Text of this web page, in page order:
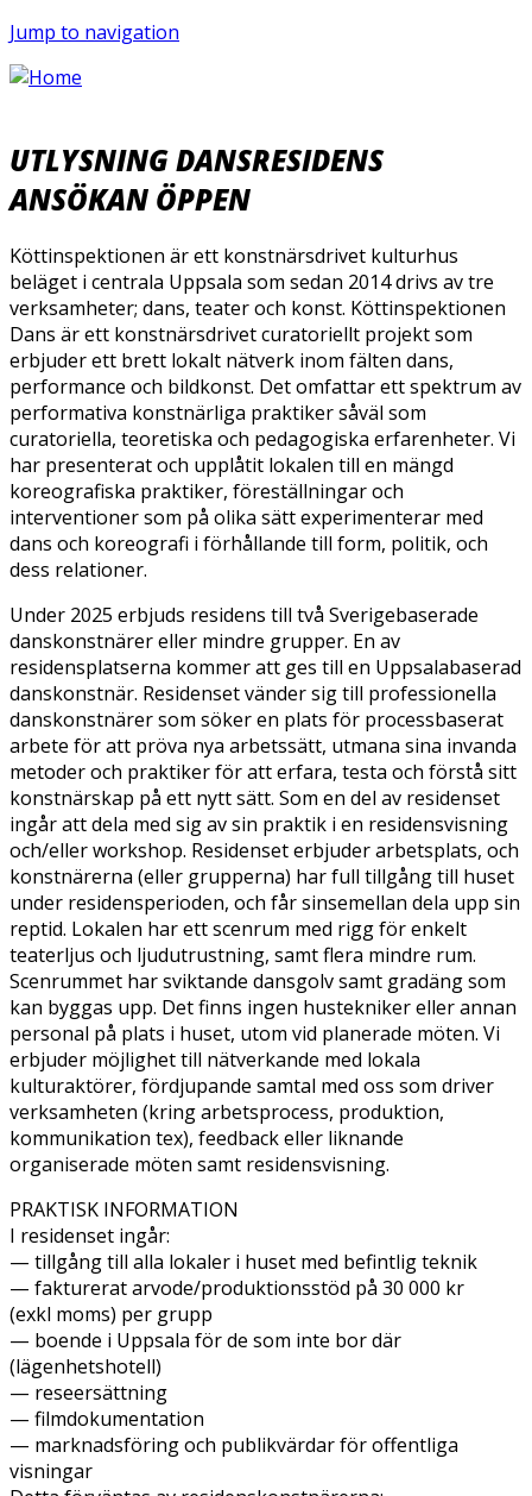
Jump to navigation
UTLYSNING DANSRESIDENS
ANSÖKAN ÖPPEN
Köttinspektionen är ett konstnärsdrivet kulturhus
beläget i centrala Uppsala som sedan 2014 drivs av tre
verksamheter; dans, teater och konst. Köttinspektionen
Dans är ett konstnärsdrivet curatoriellt projekt som
erbjuder ett brett lokalt nätverk inom fälten dans,
performance och bildkonst. Det omfattar ett spektrum av
performativa konstnärliga praktiker såväl som
curatoriella, teoretiska och pedagogiska erfarenheter. Vi
har presenterat och upplåtit lokalen till en mängd
koreografiska praktiker, föreställningar och
interventioner som på olika sätt experimenterar med
dans och koreografi i förhållande till form, politik, och
dess relationer.
Under 2025 erbjuds residens till två Sverigebaserade
danskonstnärer eller mindre grupper. En av
residensplatserna kommer att ges till en Uppsalabaserad
danskonstnär. Residenset vänder sig till professionella
danskonstnärer som söker en plats för processbaserat
arbete för att pröva nya arbetssätt, utmana sina invanda
metoder och praktiker för att erfara, testa och förstå sitt
konstnärskap på ett nytt sätt. Som en del av residenset
ingår att dela med sig av sin praktik i en residensvisning
och/eller workshop. Residenset erbjuder arbetsplats, och
konstnärerna (eller grupperna) har full tillgång till huset
under residensperioden, och får sinsemellan dela upp sin
reptid. Lokalen har ett scenrum med rigg för enkelt
teaterljus och ljudutrustning, samt flera mindre rum.
Scenrummet har sviktande dansgolv samt gradäng som
kan byggas upp. Det finns ingen hustekniker eller annan
personal på plats i huset, utom vid planerade möten. Vi
erbjuder möjlighet till nätverkande med lokala
kulturaktörer, fördjupande samtal med oss som driver
verksamheten (kring arbetsprocess, produktion,
kommunikation tex), feedback eller liknande
organiserade möten samt residensvisning.
PRAKTISK INFORMATION
I residenset ingår:
— tillgång till alla lokaler i huset med befintlig teknik
— fakturerat arvode/produktionsstöd på 30 000 kr
(exkl moms) per grupp
— boende i Uppsala för de som inte bor där
(lägenhetshotell)
— reseersättning
— filmdokumentation
— marknadsföring och publikvärdar för offentliga
visningar